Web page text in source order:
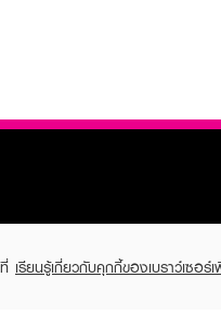
เรียนรู้เกี่ยวกับคุกกี้ของเบราว์เซอร์
MEMBER